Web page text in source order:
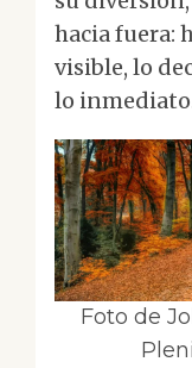
hacia fuera:
visible, lo
lo
Foto de